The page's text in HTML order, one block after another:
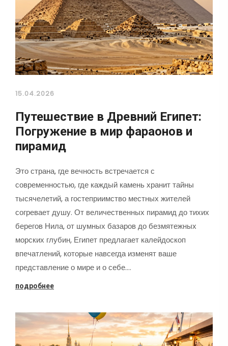
15.04.2026
Путешествие в Древний Египет:
Погружение в мир фараонов и
пирамид
Это страна, где вечность встречается с
современностью, где каждый камень хранит тайны
тысячелетий, а гостеприимство местных жителей
согревает душу. От величественных пирамид до тихих
берегов Нила, от шумных базаров до безмятежных
морских глубин, Египет предлагает калейдоскоп
впечатлений, которые навсегда изменят ваше
представление о мире и о себе.…
подробнее